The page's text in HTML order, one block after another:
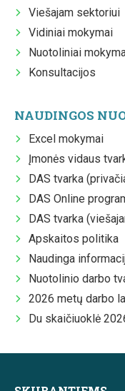
Viešajam sektoriui
Vidiniai mokymai
Nuotoliniai
Konsultacijos
NAUDINGOS
Excel mokymai
Įmonės vidaus
DAS tvarka
DAS Online
DAS tvarka
Apskaitos politika
Naudinga
Nuotolinio darbo
2026 metų darbo
Du skaičiuoklė